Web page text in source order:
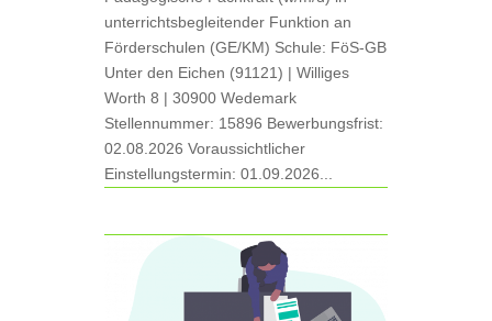
unterrichtsbegleitender Funktion an
Förderschulen (GE/KM) Schule: FöS-GB
Unter den Eichen (91121) | Williges
Worth 8 | 30900 Wedemark
Stellennummer: 15896 Bewerbungsfrist:
02.08.2026 Voraussichtlicher
Einstellungstermin: 01.09.2026...